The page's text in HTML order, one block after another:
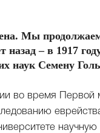
Мы
назад – в 1917
наук Семену
во время